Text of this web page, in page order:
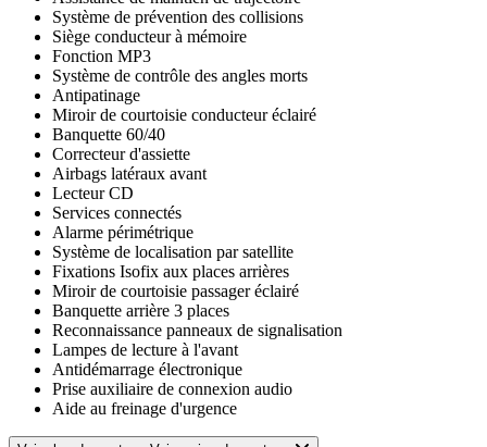
Système de prévention des collisions
Siège conducteur à mémoire
Fonction MP3
Système de contrôle des angles morts
Antipatinage
Miroir de courtoisie conducteur éclairé
Banquette 60/40
Correcteur d'assiette
Airbags latéraux avant
Lecteur CD
Services connectés
Alarme périmétrique
Système de localisation par satellite
Fixations Isofix aux places arrières
Miroir de courtoisie passager éclairé
Banquette arrière 3 places
Reconnaissance panneaux de signalisation
Lampes de lecture à l'avant
Antidémarrage électronique
Prise auxiliaire de connexion audio
Aide au freinage d'urgence